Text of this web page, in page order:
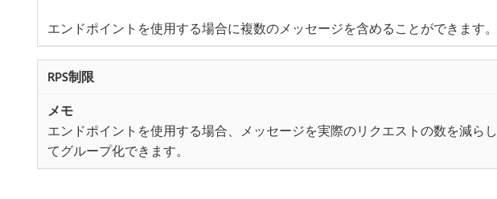
エンドポイントを使用する場合に複数のメッセージを含めることができます。
エンドポイントを使用する場合、メッセージを実際のリクエストの数を減らし
てグループ化できます。